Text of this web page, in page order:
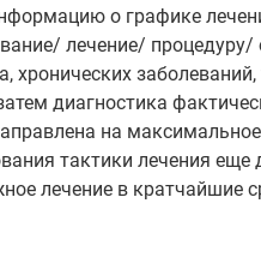
о графике
лечение/
хронических
диагностика
на
тактики лечения
лечение в кратчайшие